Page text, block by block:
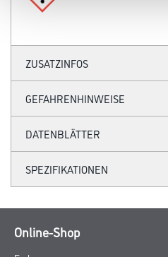
ZUSATZINFOS
GEFAHRENHINWEISE
DATENBLÄTTER
SPEZIFIKATIONEN
Online-Shop